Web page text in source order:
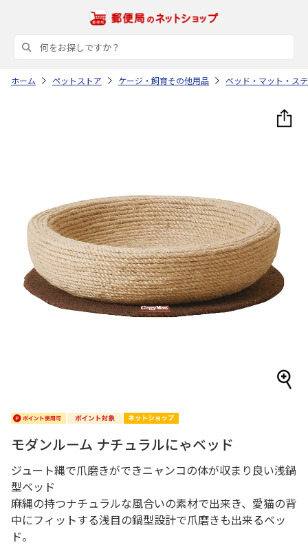
ホーム ペットストア ケージ・飼育その他用品 ベッド・マット・ス
モダンルーム ナチュラルにゃベッド
ジュート縄で爪磨きができニャンコの体が収まり良い浅鍋
型ベッド
麻縄の持つナチュラルな風合いの素材で出来き、愛猫の背
中にフィットする浅目の鍋型設計で爪磨きも出来るベッ
ド。